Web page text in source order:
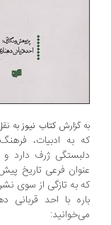
گزارش کتاب نیوز به نقل از
به ادبیات، فرهنگ
ژرف دارد و کتاب
فرعی تاریخ پیش و
به تازگی از سوی نشر
با احد قربانی